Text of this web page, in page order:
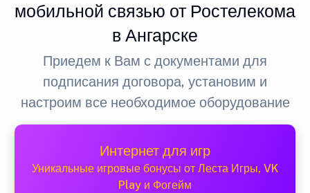
мобильной связью от Ростелекома
в Ангарске
Приедем к Вам с документами для
подписания договора, установим и
настроим все необходимое оборудование
Интернет для игр
Уникальные игровые бонусы от Леста Игры, VK
Play и Фогейм